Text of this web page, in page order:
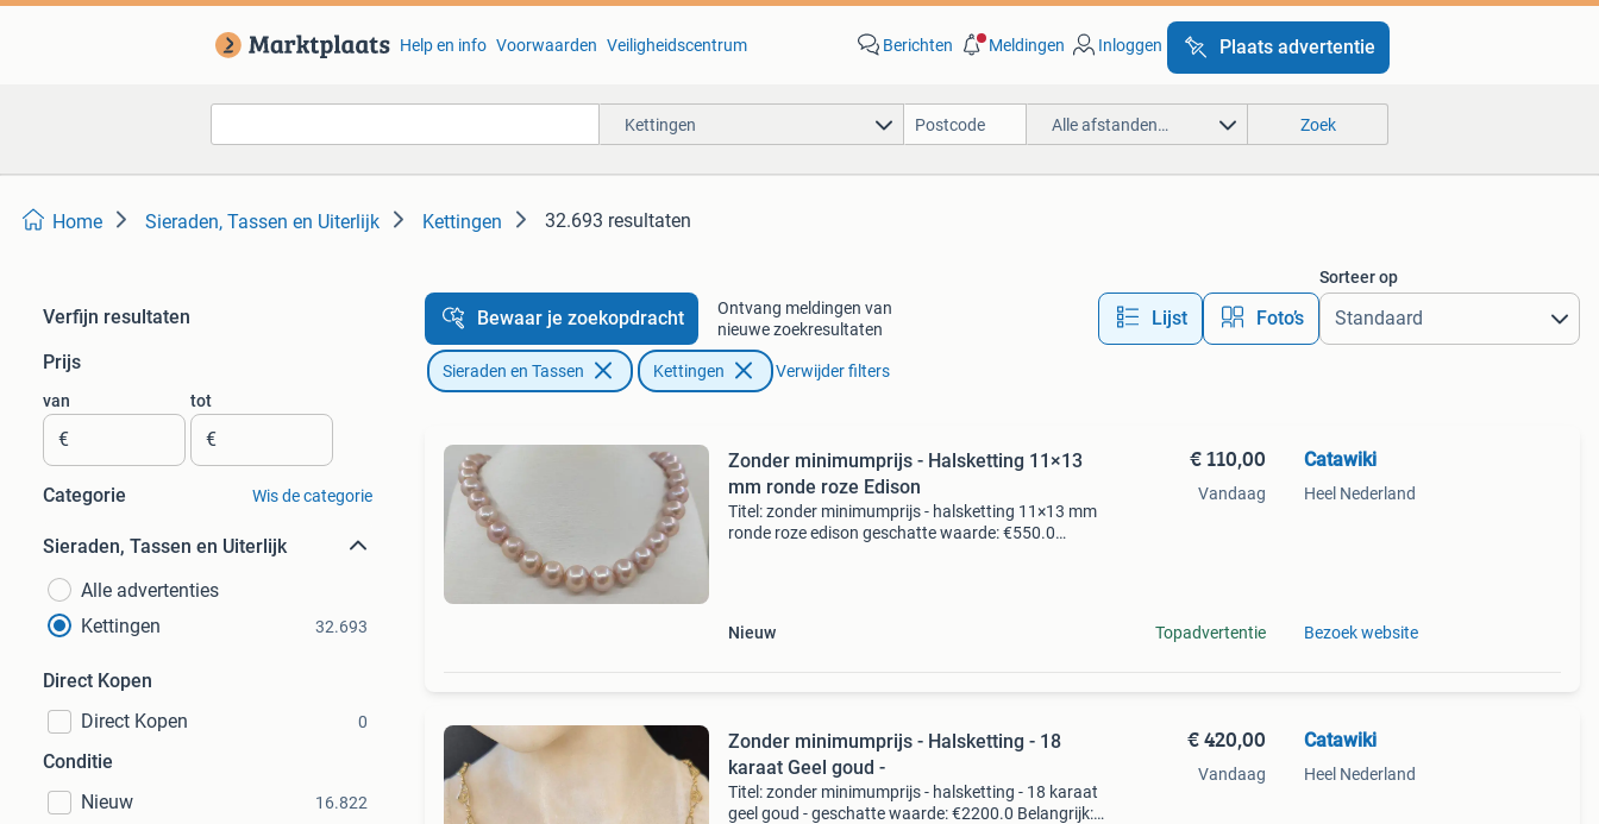
Help en info Voorwaarden Veiligheidscentrum Berichten Meldingen Inloggen Plaats advertentie
Kettingen Alle afstanden… Zoek
Home Sieraden, Tassen en Uiterlijk Kettingen 32.693 resultaten
Verfijn resultaten
Prijs
van
€
tot
€
Categorie Wis de categorie
Sieraden, Tassen en Uiterlijk
Alle advertenties
Kettingen
32.693
Direct Kopen
Direct Kopen
0
Conditie
Nieuw
16.822
Bewaar je zoekopdracht
Ontvang meldingen van
nieuwe zoekresultaten
Lijst Foto’s
Sorteer op
Sieraden en Tassen Kettingen Verwijder filters
Zonder minimumprijs - Halsketting 11×13
mm ronde roze Edison
Titel: zonder minimumprijs - halsketting 11×13 mm
ronde roze edison geschatte waarde: €550.0
Nieuw
€ 110,00
Vandaag
Topadvertentie
Catawiki
Heel Nederland
Bezoek website
Zonder minimumprijs - Halsketting - 18
karaat Geel goud -
Titel: zonder minimumprijs - halsketting - 18 karaat
geel goud - geschatte waarde: €2200.0 Belangrijk:
€ 420,00
Vandaag
Catawiki
Heel Nederland